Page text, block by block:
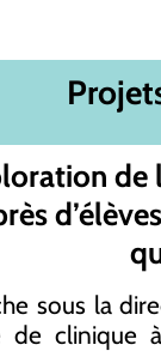
sous la
de clinique